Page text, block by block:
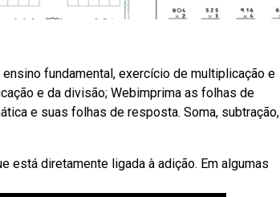
fundamental, exercício de multiplicação e
e da divisão; Webimprima as folhas de
e suas folhas de resposta. Soma, subtração,
está diretamente ligada à adição. Em algumas